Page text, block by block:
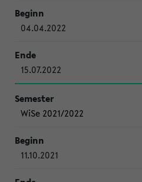
04.04.2022
15.07.2022
WiSe 2021/2022
11.10.2021